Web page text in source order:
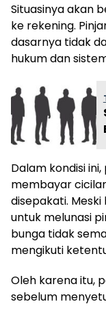
Situasinya akan
ke rekening.
dasarnya tidak
hukum dan
Dalam kondisi
membayar
disepakati.
untuk melunasi
bunga tidak
mengikuti
Oleh karena itu,
sebelum